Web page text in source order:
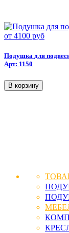
от 4100 руб
Подушка для
Арт: 1150